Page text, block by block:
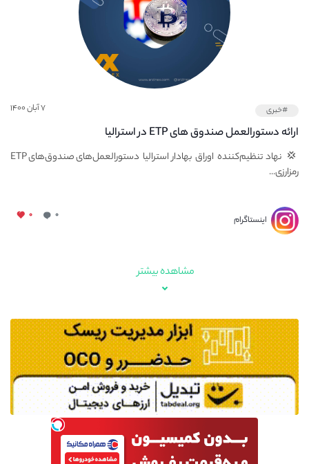
#خبری ۷ آبان ۱۴۰۰
ارائه دستورالعمل صندوق های ETP در استرالیا
💢 نهاد تنظیم‌کننده اوراق بهادار استرالیا دستورالعمل‌های صندوق‌های ETP
رمزارزی...
اینستاگرام ۰ ۰
مشاهده بیشتر